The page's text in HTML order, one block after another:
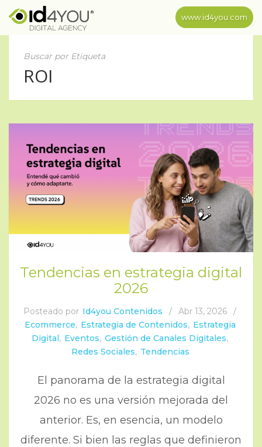
www.id4you.com
Buscar por Etiqueta
ROI
Tendencias en estrategia digital
2026
Posteado por Id4you Contenidos / Abr 13, 2026
/
Ecommerce, Estrategia de Contenidos, Estrategia
Digital, Eventos, Gestión de Canales Digitales,
Redes Sociales, Tendencias
El panorama de la estrategia digital
2026 no es una versión mejorada del
anterior. Es, en esencia, un modelo
diferente. Si bien las reglas que definieron